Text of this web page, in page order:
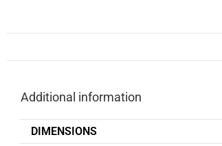
Additional information
DIMENSIONS